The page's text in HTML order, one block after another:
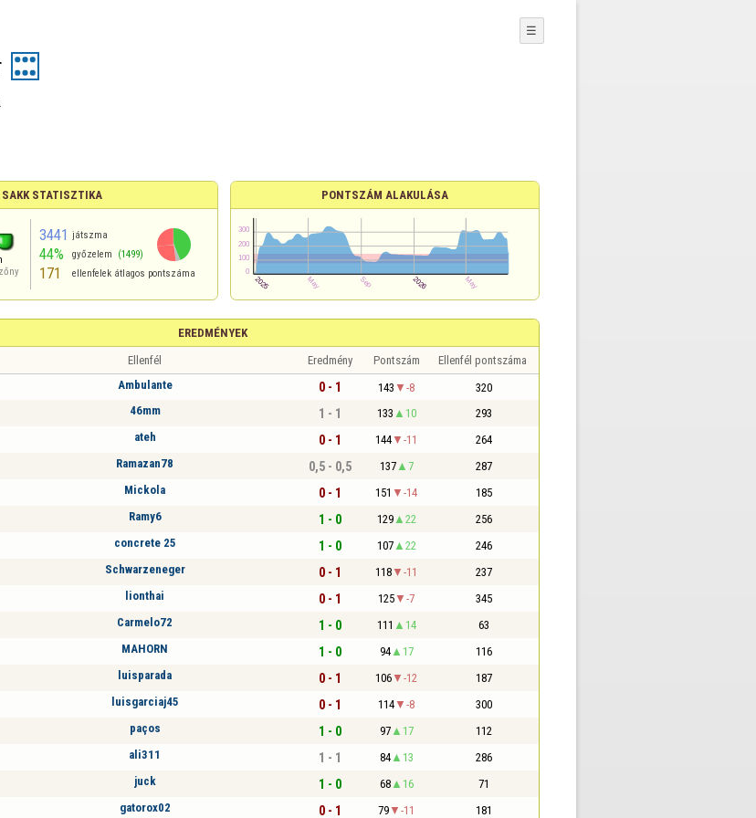
☰
SAKK STATISZTIKA
3441 játszma
44% győzelem (1499)
171 ellenfelek átlagos pontszáma
PONTSZÁM ALAKULÁSA
EREDMÉNYEK
Ellenfél Eredmény Pontszám Ellenfél pontszáma
Ambulante 0 - 1 143 -8 320
46mm 1 - 1 133 10 293
ateh 0 - 1 144 -11 264
Ramazan78 0,5 - 0,5 137 7 287
Mickola 0 - 1 151 -14 185
Ramy6 1 - 0 129 22 256
concrete 25 1 - 0 107 22 246
Schwarzeneger 0 - 1 118 -11 237
lionthai 0 - 1 125 -7 345
Carmelo72 1 - 0 111 14 63
MAHORN 1 - 0 94 17 116
luisparada 0 - 1 106 -12 187
luisgarciaj45 0 - 1 114 -8 300
paços 1 - 0 97 17 112
ali311 1 - 1 84 13 286
juck 1 - 0 68 16 71
gatorox02 0 - 1 79 -11 181